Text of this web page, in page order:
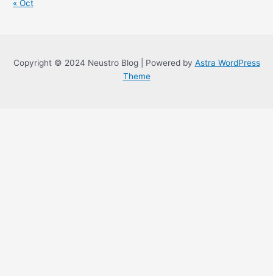
« Oct
Copyright © 2024 Neustro Blog | Powered by Astra WordPress
Theme